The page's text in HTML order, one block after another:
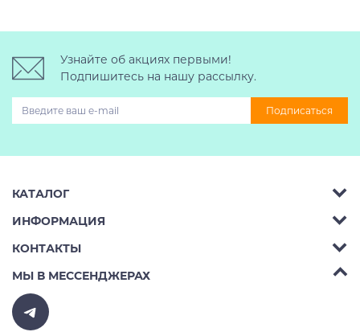
Узнайте об акциях первыми!
Подпишитесь на нашу рассылку.
Подписаться
КАТАЛОГ
Багажник на крышу авто
Автобоксы
Крепления велосипедов на авто
Крепления лыж и сноубордов на авто
ИНФОРМАЦИЯ
Аренда
Ремонт
Доставка
КОНТАКТЫ
Телефон: 8 (495) 2367486
Бесплатно РФ:
E-mail:
МЫ В МЕССЕНДЖЕРАХ